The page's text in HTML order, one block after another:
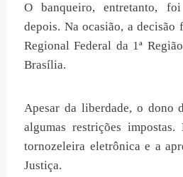
O banqueiro, entretanto,
depois. Na ocasião, a
Regional Federal da 1ª
Brasília.
Apesar da liberdade, o dono
algumas restrições
tornozeleira eletrônica e a
Justiça.